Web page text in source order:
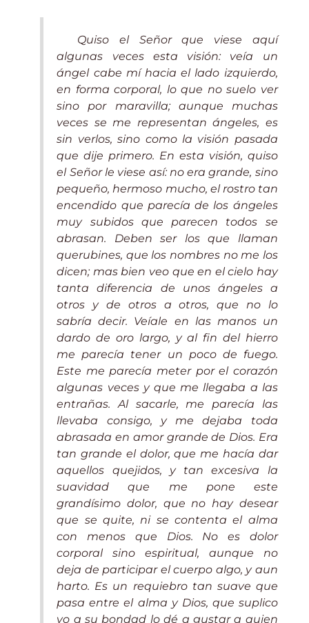
Quiso el Señor que viese aquí
algunas veces esta visión: veía un
ángel cabe mí hacia el lado izquierdo,
en forma corporal, lo que no suelo ver
sino por maravilla; aunque muchas
veces se me representan ángeles, es
sin verlos, sino como la visión pasada
que dije primero. En esta visión, quiso
el Señor le viese así: no era grande, sino
pequeño, hermoso mucho, el rostro tan
encendido que parecía de los ángeles
muy subidos que parecen todos se
abrasan. Deben ser los que llaman
querubines, que los nombres no me los
dicen; mas bien veo que en el cielo hay
tanta diferencia de unos ángeles a
otros y de otros a otros, que no lo
sabría decir. Veíale en las manos un
dardo de oro largo, y al fin del hierro
me parecía tener un poco de fuego.
Este me parecía meter por el corazón
algunas veces y que me llegaba a las
entrañas. Al sacarle, me parecía las
llevaba consigo, y me dejaba toda
abrasada en amor grande de Dios. Era
tan grande el dolor, que me hacía dar
aquellos quejidos, y tan excesiva la
suavidad que me pone este
grandísimo dolor, que no hay desear
que se quite, ni se contenta el alma
con menos que Dios. No es dolor
corporal sino espiritual, aunque no
deja de participar el cuerpo algo, y aun
harto. Es un requiebro tan suave que
pasa entre el alma y Dios, que suplico
yo a su bondad lo dé a gustar a quien